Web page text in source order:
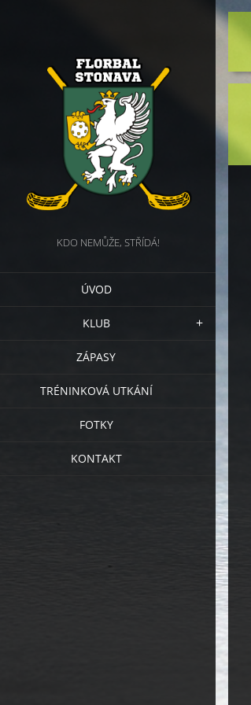
KDO NEMŮŽE, STŘÍDÁ!
ÚVOD
KLUB
ZÁPASY
TRÉNINKOVÁ UTKÁNÍ
FOTKY
KONTAKT